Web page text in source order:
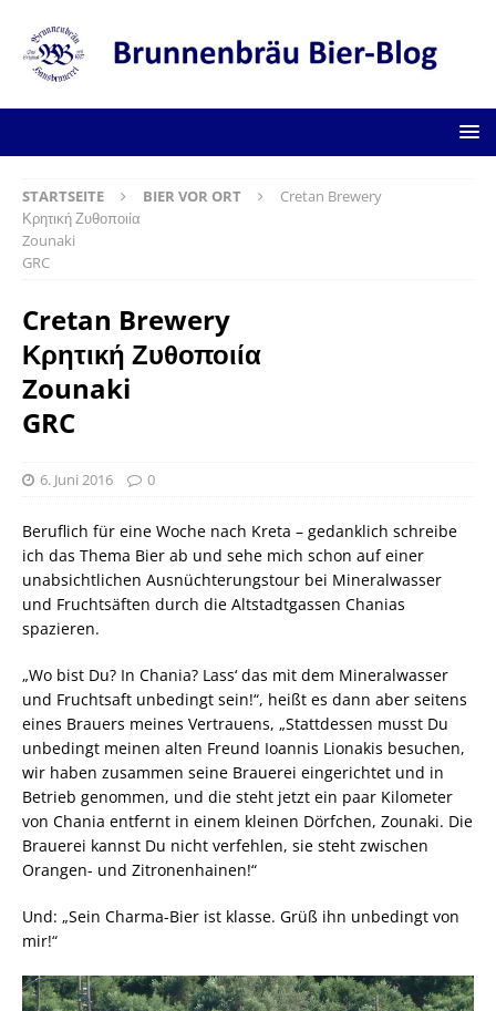
STARTSEITE BIER VOR ORT
Cretan Brewery
Κρητική Ζυθοποιία
Zounaki
GRC
Cretan Brewery
Κρητική Ζυθοποιία
Zounaki
GRC
6. Juni 2016 0
Beruflich für eine Woche nach Kreta – gedanklich schreibe
ich das Thema Bier ab und sehe mich schon auf einer
unabsichtlichen Ausnüchterungstour bei Mineralwasser
und Fruchtsäften durch die Altstadtgassen Chanias
spazieren.
„Wo bist Du? In Chania? Lass‘ das mit dem Mineralwasser
und Fruchtsaft unbedingt sein!“, heißt es dann aber seitens
eines Brauers meines Vertrauens, „Stattdessen musst Du
unbedingt meinen alten Freund Ioannis Lionakis besuchen,
wir haben zusammen seine Brauerei eingerichtet und in
Betrieb genommen, und die steht jetzt ein paar Kilometer
von Chania entfernt in einem kleinen Dörfchen, Zounaki. Die
Brauerei kannst Du nicht verfehlen, sie steht zwischen
Orangen- und Zitronenhainen!“
Und: „Sein Charma-Bier ist klasse. Grüß ihn unbedingt von
mir!“